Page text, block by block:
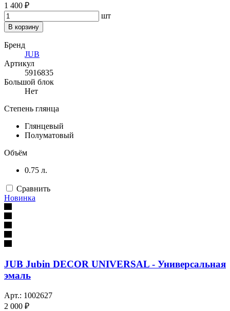
1 400 ₽
шт
В корзину
Бренд
JUB
Артикул
5916835
Большой блок
Нет
Степень глянца
Глянцевый
Полуматовый
Объём
0.75 л.
Сравнить
Новинка
JUB Jubin DECOR UNIVERSAL - Универсальная
эмаль
Арт.: 1002627
2 000 ₽